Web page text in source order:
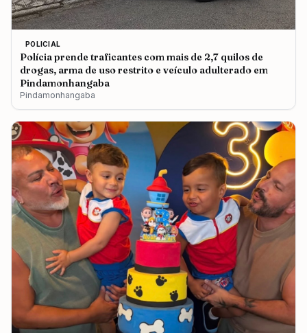
POLICIAL
Polícia prende traficantes com mais de 2,7 quilos de
drogas, arma de uso restrito e veículo adulterado em
Pindamonhangaba
Pindamonhangaba